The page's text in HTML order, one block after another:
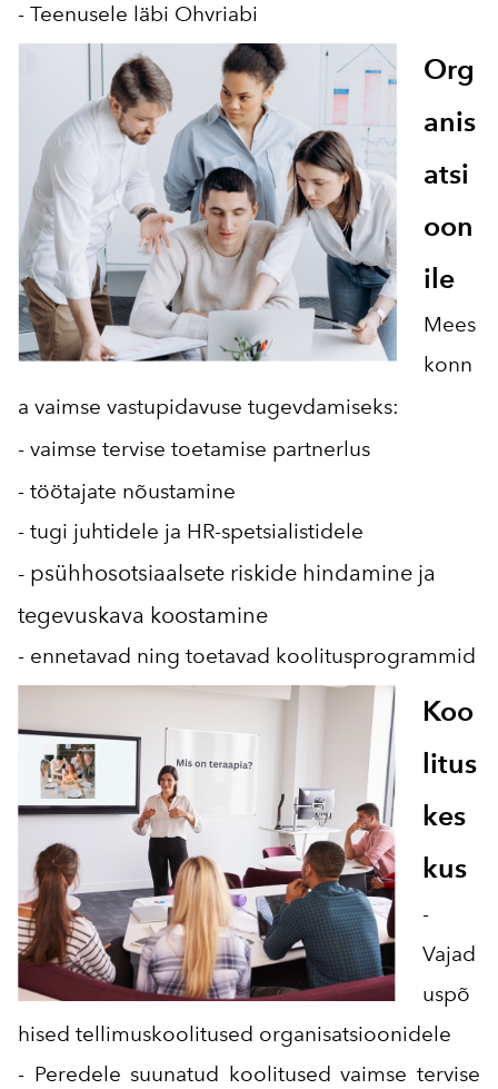
- Teenusele läbi Ohvriabi
Org
anis
atsi
oon
ile
Mees
konn
a vaimse vastupidavuse tugevdamiseks:
- vaimse tervise toetamise partnerlus
- töötajate nõustamine
- tugi juhtidele ja HR-spetsialistidele
- psühhosotsiaalsete riskide hindamine ja
tegevuskava koostamine
- ennetavad ning toetavad koolitusprogrammid
Koo
litus
kes
kus
-
Vajad
uspõ
hised tellimuskoolitused organisatsioonidele
- Peredele suunatud koolitused vaimse tervise